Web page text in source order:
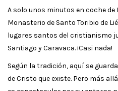
A solo unos minutos en coche de
Monasterio de Santo Toribio de
lugares santos del cristianismo
Santiago y Caravaca. ¡Casi nada!
Según la tradición, aquí se
de Cristo que existe. Pero más